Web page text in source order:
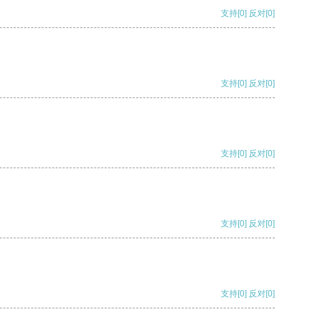
支持[0] 反对[0]
支持[0] 反对[0]
支持[0] 反对[0]
支持[0] 反对[0]
支持[0] 反对[0]